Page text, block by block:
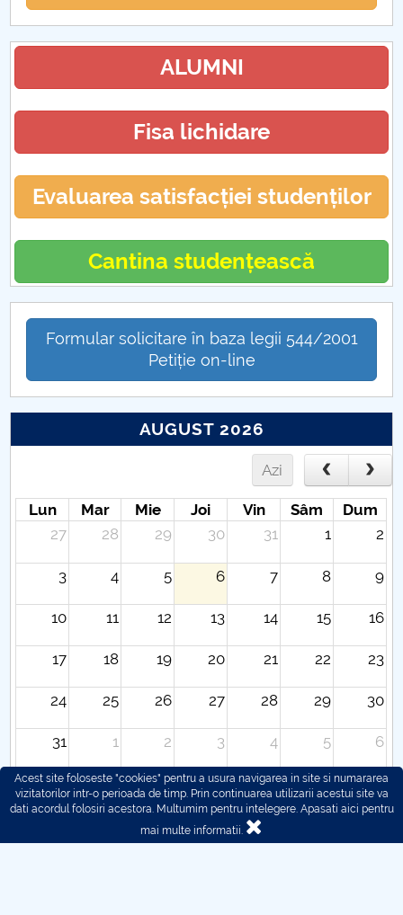
ALUMNI
Fisa lichidare
Evaluarea satisfacției studenților
Cantina studențească
Formular solicitare în baza legii 544/2001
Petiție on-line
AUGUST 2026
Azi
Lun Mar Mie Joi Vin Sâm
Dum
27
28 29 30 31 1 2
3 4 5 6 7 8 9
10 11 12 13 14 15 16
17 18 19 20 21 22 23
24 25 26 27 28 29 30
31 1 2 3 4 5 6
Acest site foloseste "cookies" pentru a usura navigarea in site si numararea
vizitatorilor intr-o perioada de timp. Prin continuarea utilizarii acestui site va
dati acordul folosiri acestora. Multumim pentru intelegere. Apasati aici pentru
mai multe informatii.